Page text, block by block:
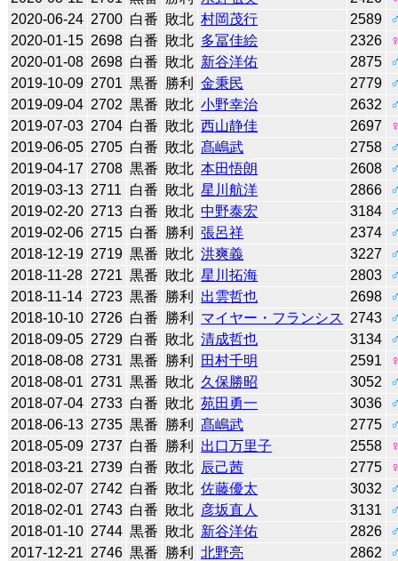
2020-06-24 2700 白番 敗北 村岡茂行 2589
2020-01-15 2698 白番 敗北 多冨佳絵 2326
2020-01-08 2698 白番 敗北 新谷洋佑 2875
2019-10-09 2701 黒番 勝利 金秉民 2779
2019-09-04 2702 黒番 敗北 小野幸治 2632
2019-07-03 2704 白番 敗北 西山静佳 2697
2019-06-05 2705 白番 敗北 髙嶋武 2758
2019-04-17 2708 黒番 敗北 本田悟朗 2608
2019-03-13 2711 白番 敗北 星川航洋 2866
2019-02-20 2713 白番 敗北 中野泰宏 3184
2019-02-06 2715 白番 勝利 張呂祥 2374
2018-12-19 2719 黒番 敗北 洪爽義 3227
2018-11-28 2721 黒番 敗北 星川拓海 2803
2018-11-14 2723 黒番 勝利 出雲哲也 2698
2018-10-10 2726 白番 勝利 マイヤー・フランシス 2743
2018-09-05 2729 白番 敗北 清成哲也 3134
2018-08-08 2731 黒番 勝利 田村千明 2591
2018-08-01 2731 黒番 敗北 久保勝昭 3052
2018-07-04 2733 白番 敗北 苑田勇一 3036
2018-06-13 2735 黒番 勝利 髙嶋武 2775
2018-05-09 2737 白番 勝利 出口万里子 2558
2018-03-21 2739 白番 敗北 辰己茜 2775
2018-02-07 2742 白番 敗北 佐藤優太 3032
2018-02-01 2743 白番 敗北 彦坂直人 3131
2018-01-10 2744 黒番 敗北 新谷洋佑 2826
2017-12-21 2746 黒番 勝利 北野亮 2862